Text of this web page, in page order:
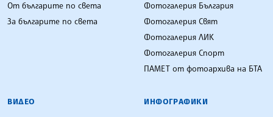
От българите по света
За българите по света
Фотогалерия България
Фотогалерия Свят
Фотогалерия ЛИК
Фотогалерия Спорт
ПАМЕТ от фотоархива на БТА
ВИДЕО ИНФОГРАФИКИ